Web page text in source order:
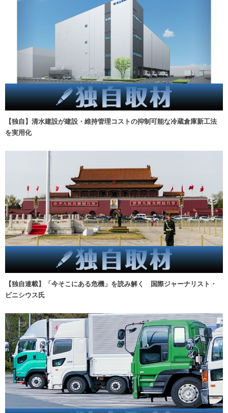
【独自】清水建設が建設・維持管理コストの抑制可能な冷蔵倉庫新工法
を実用化
【独自連載】「今そこにある危機」を読み解く 国際ジャーナリスト・
ビニシウス氏